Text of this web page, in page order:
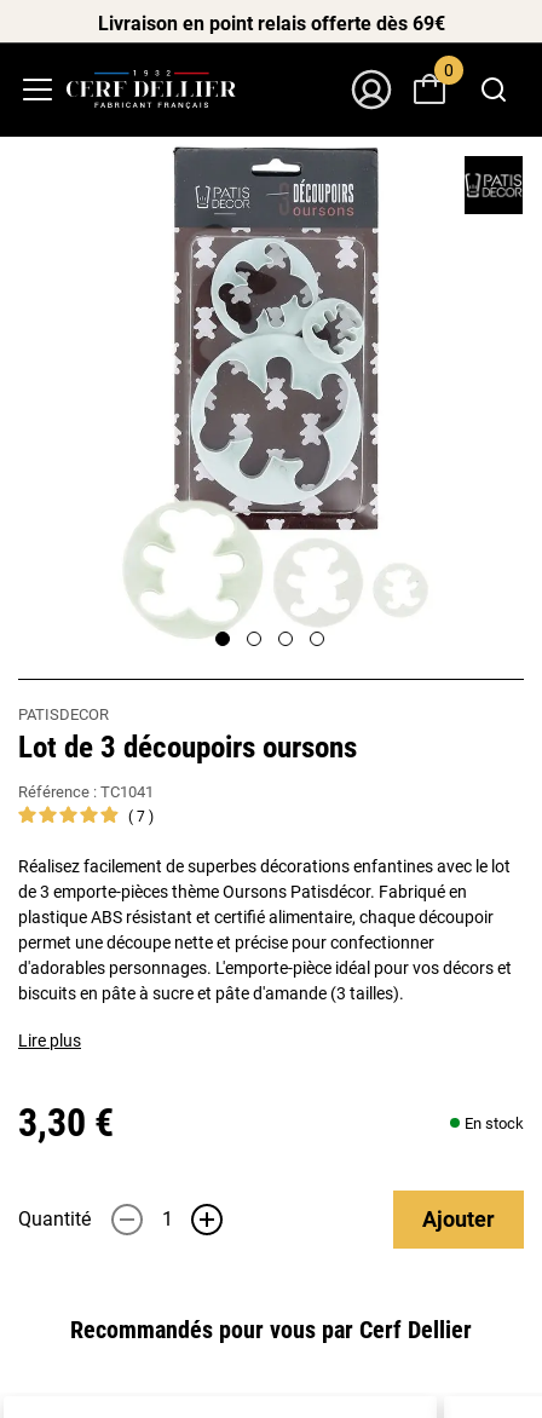
Livraison en point relais offerte dès 69€
0
PATISDECOR
Lot de 3 découpoirs oursons
Référence : TC1041
7
Réalisez facilement de superbes décorations enfantines avec le lot
de 3 emporte-pièces thème Oursons Patisdécor. Fabriqué en
plastique ABS résistant et certifié alimentaire, chaque découpoir
permet une découpe nette et précise pour confectionner
d'adorables personnages. L'emporte-pièce idéal pour vos décors et
biscuits en pâte à sucre et pâte d'amande (3 tailles).
Lire plus
3,30 € En stock
Quantité - + Ajouter
Recommandés pour vous par Cerf Dellier